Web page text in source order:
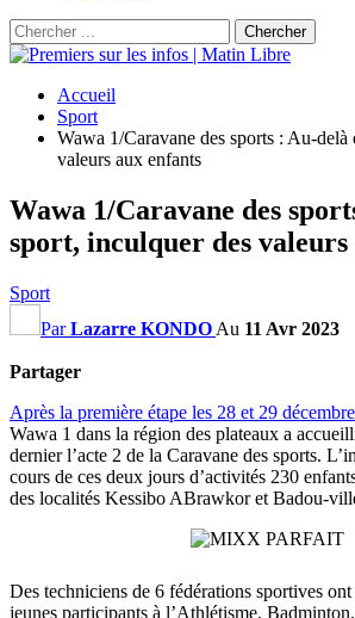
Accueil
Sport
Wawa 1/Caravane des sports : Au-
valeurs aux enfants
Wawa 1/Caravane des
sport, inculquer des valeurs
Sport
ParLazarre KONDO Au 11 Avr 2023
Partager
Après la première étape les 28 et 29
Wawa 1 dans la région des plateaux a
dernier l’acte 2 de la Caravane des sports.
cours de ces deux jours d’activités 230
des localités Kessibo ABrawkor et Badou-
Des techniciens de 6 fédérations sportives
jeunes participants à l’Athlétisme,